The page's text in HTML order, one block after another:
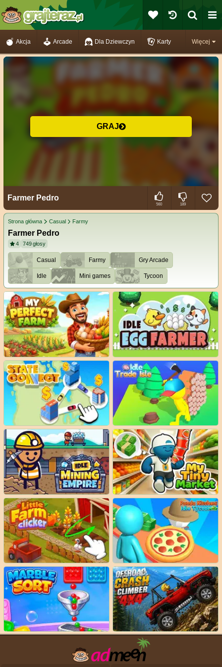
Więcej
Akcja Arcade Dla Dziewczyn Karty
GRAJ
Farmer Pedro
560 189
Strona główna Casual Farmy
Farmer Pedro
4 749głosy
Casual Farmy Gry Arcade
Idle Mini games Tycoon